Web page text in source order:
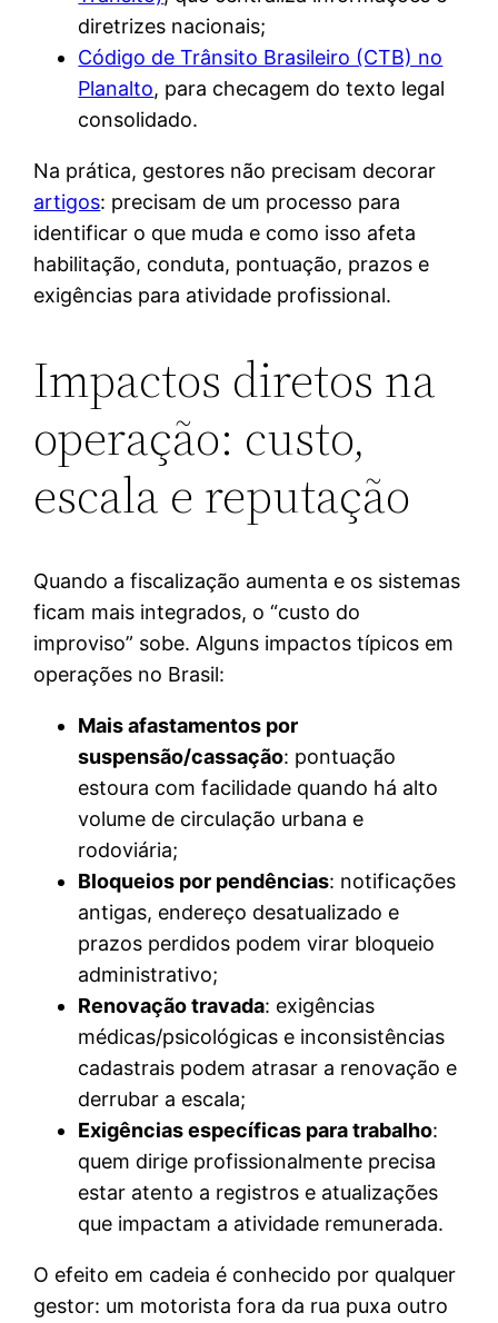
diretrizes nacionais;
Código de Trânsito Brasileiro (CTB) no
Planalto, para checagem do texto legal
consolidado.
Na prática, gestores não precisam decorar
artigos: precisam de um processo para
identificar o que muda e como isso afeta
habilitação, conduta, pontuação, prazos e
exigências para atividade profissional.
Impactos diretos na
operação: custo,
escala e reputação
Quando a fiscalização aumenta e os sistemas
ficam mais integrados, o “custo do
improviso” sobe. Alguns impactos típicos em
operações no Brasil:
Mais afastamentos por
suspensão/cassação: pontuação
estoura com facilidade quando há alto
volume de circulação urbana e
rodoviária;
Bloqueios por pendências: notificações
antigas, endereço desatualizado e
prazos perdidos podem virar bloqueio
administrativo;
Renovação travada: exigências
médicas/psicológicas e inconsistências
cadastrais podem atrasar a renovação e
derrubar a escala;
Exigências específicas para trabalho:
quem dirige profissionalmente precisa
estar atento a registros e atualizações
que impactam a atividade remunerada.
O efeito em cadeia é conhecido por qualquer
gestor: um motorista fora da rua puxa outro